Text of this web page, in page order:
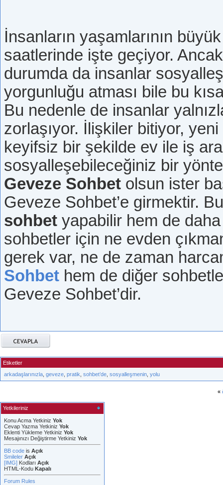
İnsanların yaşamlarının
saatlerinde işte geçiyor.
durumda da insanlar
yorgunluğu atması bile bu
Bu nedenle de insanlar
zorlaşıyor. İlişkiler bitiyor,
keyifsiz bir şekilde ev ile iş
sosyalleşebileceğiniz bir
Geveze Sohbet olsun ister
Geveze Sohbet’e girmektir.
sohbet yapabilir hem de
sohbetler için ne evden
gerek var, ne de zaman
Sohbet hem de diğer
Geveze Sohbet’dir.
Etiketler
arkadaşlarınızla geveze pratik sohbet’de sosyalleşmenin yolu
«
Yetkileriniz
Konu Acma Yetkiniz Yok
Cevap Yazma Yetkiniz Yok
Eklenti Yükleme Yetkiniz Yok
Mesajınızı Değiştirme Yetkiniz Yok
BB code is Açık
Smileler Açık
[IMG] Kodları Açık
HTML-Kodu Kapalı
Forum Rules